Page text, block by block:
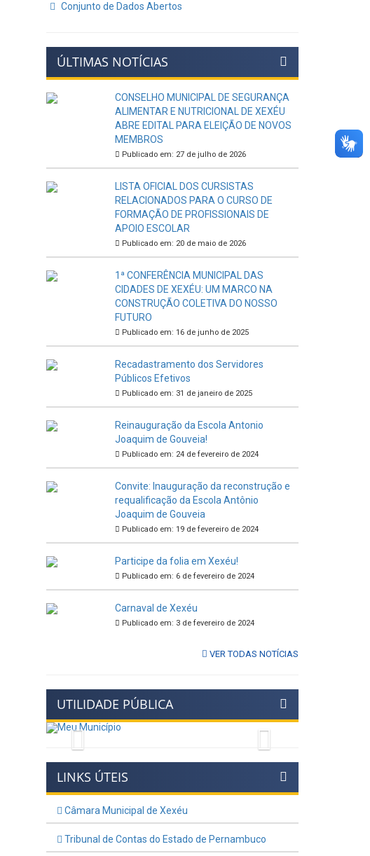
Conjunto de Dados Abertos
ÚLTIMAS NOTÍCIAS
CONSELHO MUNICIPAL DE SEGURANÇA
ALIMENTAR E NUTRICIONAL DE XEXÉU
ABRE EDITAL PARA ELEIÇÃO DE NOVOS
MEMBROS
Publicado em: 27 de julho de 2026
LISTA OFICIAL DOS CURSISTAS
RELACIONADOS PARA O CURSO DE
FORMAÇÃO DE PROFISSIONAIS DE
APOIO ESCOLAR
Publicado em: 20 de maio de 2026
1ª CONFERÊNCIA MUNICIPAL DAS
CIDADES DE XEXÉU: UM MARCO NA
CONSTRUÇÃO COLETIVA DO NOSSO
FUTURO
Publicado em: 16 de junho de 2025
Recadastramento dos Servidores
Públicos Efetivos
Publicado em: 31 de janeiro de 2025
Reinauguração da Escola Antonio
Joaquim de Gouveia!
Publicado em: 24 de fevereiro de 2024
Convite: Inauguração da reconstrução e
requalificação da Escola Antônio
Joaquim de Gouveia
Publicado em: 19 de fevereiro de 2024
Participe da folia em Xexéu!
Publicado em: 6 de fevereiro de 2024
Carnaval de Xexéu
Publicado em: 3 de fevereiro de 2024
VER TODAS NOTÍCIAS
UTILIDADE PÚBLICA
Previous
LINKS ÚTEIS
Câmara Municipal de Xexéu
Tribunal de Contas do Estado de Pernambuco